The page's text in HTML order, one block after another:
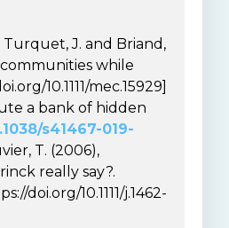
Turquet, J. and Briand,
while
10.1111/mec.15929]
a bank of hidden
s41467-019-
T. (2006),
really say?.
doi.org/10.1111/j.1462-